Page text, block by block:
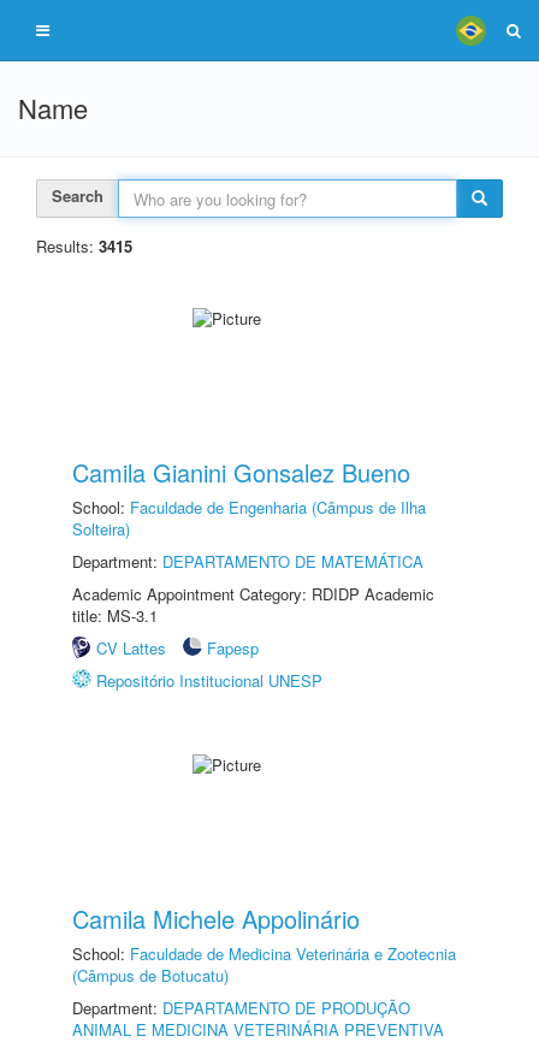
Name
Search
Results: 3415
Camila Gianini Gonsalez Bueno
School: Faculdade de Engenharia (Câmpus de Ilha
Solteira)
Department: DEPARTAMENTO DE MATEMÁTICA
Academic Appointment Category: RDIDP Academic
title: MS-3.1
CV Lattes
Fapesp
Repositório Institucional UNESP
Camila Michele Appolinário
School: Faculdade de Medicina Veterinária e Zootecnia
(Câmpus de Botucatu)
Department: DEPARTAMENTO DE PRODUÇÃO
ANIMAL E MEDICINA VETERINÁRIA PREVENTIVA